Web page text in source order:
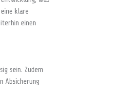
klare
einen
sein. Zudem
Absicherung